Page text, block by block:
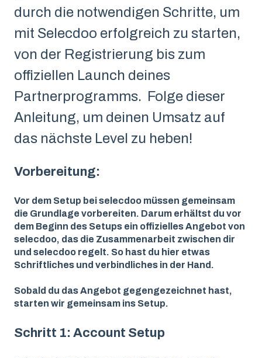
durch die notwendigen Schritte, um
mit Selecdoo erfolgreich zu starten,
von der Registrierung bis zum
offiziellen Launch deines
Partnerprogramms. Folge dieser
Anleitung, um deinen Umsatz auf
das nächste Level zu heben!
Vorbereitung:
Vor dem Setup bei selecdoo müssen gemeinsam
die Grundlage vorbereiten. Darum erhältst du vor
dem Beginn des Setups ein offizielles Angebot von
selecdoo, das die Zusammenarbeit zwischen dir
und selecdoo regelt. So hast du hier etwas
Schriftliches und verbindliches in der Hand.
Sobald du das Angebot gegengezeichnet hast,
starten wir gemeinsam ins Setup.
Schritt 1: Account Setup